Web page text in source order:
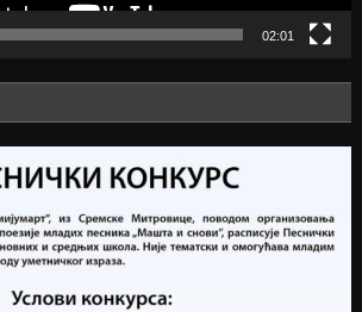
02:01